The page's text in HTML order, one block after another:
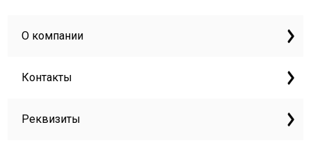
О компании
Контакты
Реквизиты